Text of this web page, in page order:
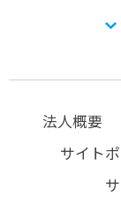
法人概要
サイト